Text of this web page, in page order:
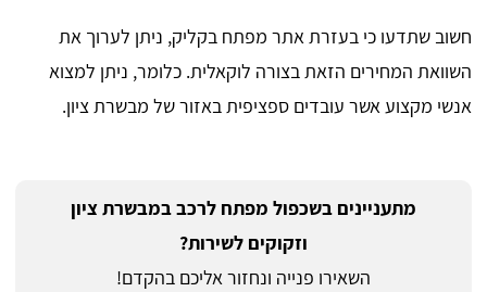
חשוב שתדעו כי בעזרת אתר מפתח בקליק, ניתן לערוך את
השוואת המחירים הזאת בצורה לוקאלית. כלומר, ניתן למצוא
אנשי מקצוע אשר עובדים ספציפית באזור של מבשרת ציון.
מתעניינים בשכפול מפתח לרכב במבשרת ציון
וזקוקים לשירות?
השאירו פנייה ונחזור אליכם בהקדם!